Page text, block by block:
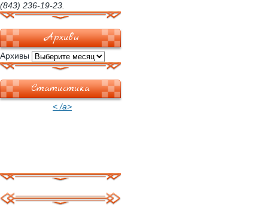
(843) 236-19-23.
Архивы
Архивы
Статистика
< /a>